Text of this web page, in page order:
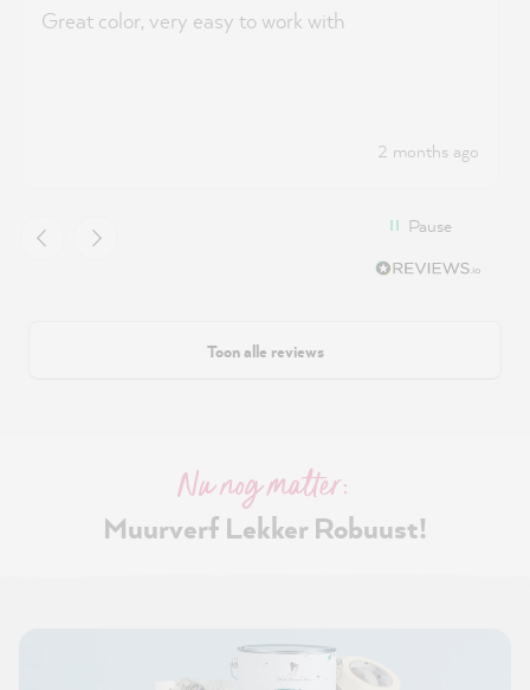
Great color, very easy to work with
2 months ago
Pause
Toon alle reviews
Nu nog matter:
Muurverf Lekker Robuust!